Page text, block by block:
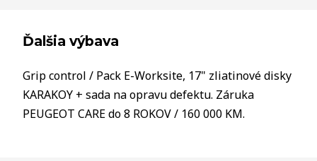
Ďalšia výbava
Grip control / Pack E-Worksite, 17" zliatinové disky
KARAKOY + sada na opravu defektu. Záruka
PEUGEOT CARE do 8 ROKOV / 160 000 KM.